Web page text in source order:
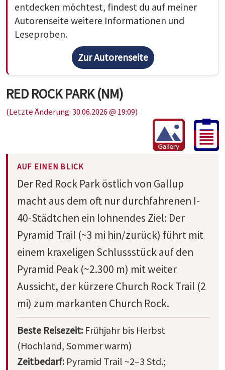
entdecken möchtest, findest du auf meiner
Autorenseite weitere Informationen und
Leseproben.
Zur Autorenseite
RED ROCK PARK (NM)
(Letzte Änderung: 30.06.2026 @ 19:09)
AUF EINEN BLICK
Der Red Rock Park östlich von Gallup
macht aus dem oft nur durchfahrenen I-
40-Städtchen ein lohnendes Ziel: Der
Pyramid Trail (~3 mi hin/zurück) führt mit
einem kraxeligen Schlussstück auf den
Pyramid Peak (~2.300 m) mit weiter
Aussicht, der kürzere Church Rock Trail (2
mi) zum markanten Church Rock.
Beste Reisezeit: Frühjahr bis Herbst
(Hochland, Sommer warm)
Zeitbedarf: Pyramid Trail ~2–3 Std.;